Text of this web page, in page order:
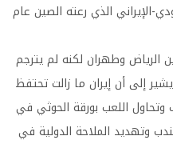
الإيراني الذي رعته الصين عام
الرياض وطهران لكنه لم يترجم
إلى أن إيران ما زالت تحتفظ
اللعب بورقة الحوثي في
وتهديد الملاحة الدولية في